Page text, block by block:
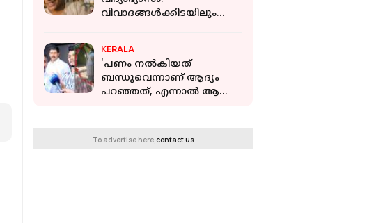
വിവാദങ്ങൾക്കിടയിലും
KERALA
'പണം നൽകിയത്
ബന്ധുവെന്നാണ് ആദ്യം
പറഞ്ഞത്, എന്നാൽ ആ
To advertise here, contact us